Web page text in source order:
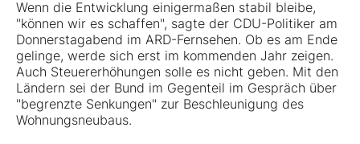
Wenn die Entwicklung einigermaßen stabil bleibe,
"können wir es schaffen", sagte der CDU-Politiker am
Donnerstagabend im ARD-Fernsehen. Ob es am Ende
gelinge, werde sich erst im kommenden Jahr zeigen.
Auch Steuererhöhungen solle es nicht geben. Mit den
Ländern sei der Bund im Gegenteil im Gespräch über
"begrenzte Senkungen" zur Beschleunigung des
Wohnungsneubaus.